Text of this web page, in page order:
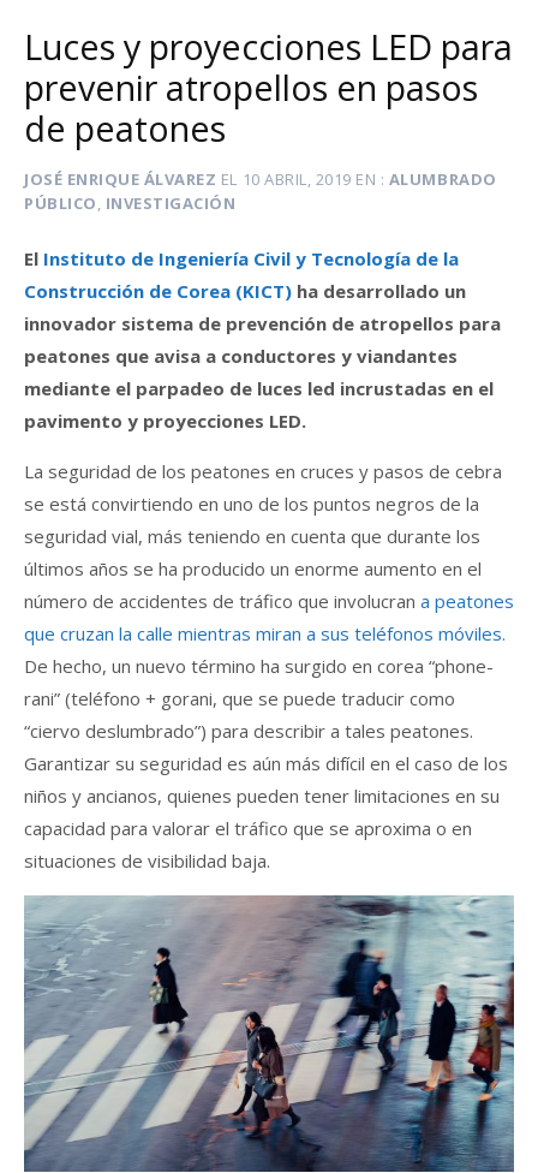
Luces y proyecciones LED para
prevenir atropellos en pasos
de peatones
JOSÉ ENRIQUE ÁLVAREZ EL 10 ABRIL, 2019 EN
ALUMBRADO
PÚBLICO, INVESTIGACIÓN
El Instituto de Ingeniería Civil y Tecnología de la
Construcción de Corea (KICT) ha desarrollado un
innovador sistema de prevención de atropellos para
peatones que avisa a conductores y viandantes
mediante el parpadeo de luces led incrustadas en el
pavimento y proyecciones LED.
La seguridad de los peatones en cruces y pasos de cebra
se está convirtiendo en uno de los puntos negros de la
seguridad vial, más teniendo en cuenta que durante los
últimos años se ha producido un enorme aumento en el
número de accidentes de tráfico que involucran a peatones
que cruzan la calle mientras miran a sus teléfonos móviles.
De hecho, un nuevo término ha surgido en corea “phone-
rani” (teléfono + gorani, que se puede traducir como
“ciervo deslumbrado”) para describir a tales peatones.
Garantizar su seguridad es aún más difícil en el caso de los
niños y ancianos, quienes pueden tener limitaciones en su
capacidad para valorar el tráfico que se aproxima o en
situaciones de visibilidad baja.